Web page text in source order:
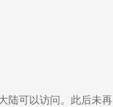
陆可以访问。此后未再